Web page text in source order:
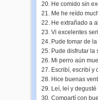
20. He comido sin
21. Me he reído
22. He extrañado a
23. Vi excelentes
24. Pude tomar de
25. Pude disfrutar la
26. Mi perro aún
27. Escribí, escribí y
28. Hice buenas
29. Leí, leí y
30. Compartí con